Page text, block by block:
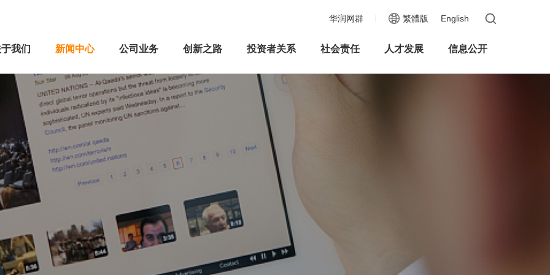
华润网群 繁體版 English
我们 新闻中心 公司业务 创新之路 投资者关系 社会责任 人才发展 信息公开